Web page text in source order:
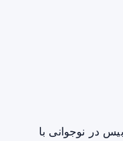
در نوجوانی با